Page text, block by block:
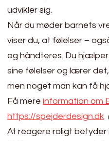
udvikler sig.
Når du møder barnets
viser du, at følelser –
og håndteres. Du
sine følelser og lærer
men noget man kan få
Få mere information om
https://spejderdesign.dk
At reagere roligt